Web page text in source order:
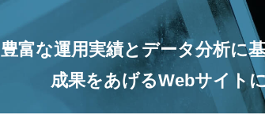
豊富な運用実績と データ分析に
成果をあげるWebサイト